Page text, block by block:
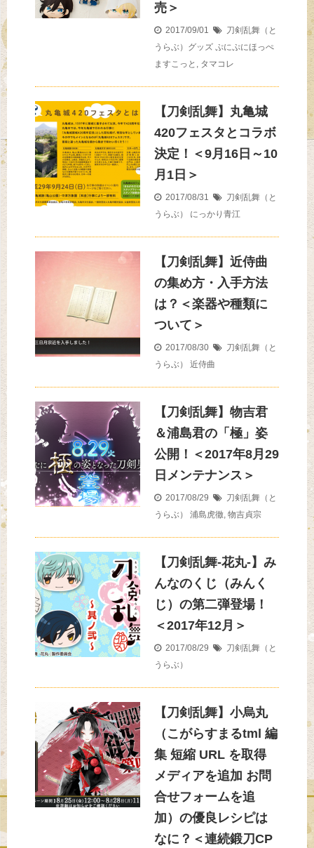
売＞
2017/09/01
刀剣乱舞（と
うらぶ）グッズ ぷにぷにほっぺ
ますこっと , タマコレ
【刀剣乱舞】丸亀城
420フェスタとコラボ
決定！＜9月16日～10
月1日＞
2017/08/31
刀剣乱舞（と
うらぶ）
にっかり青江
【刀剣乱舞】近侍曲
の集め方・入手方法
は？＜楽器や種類に
ついて＞
2017/08/30
刀剣乱舞（と
うらぶ）
近侍曲
【刀剣乱舞】物吉君
＆浦島君の「極」姿
公開！＜2017年8月29
日メンテナンス＞
2017/08/29
刀剣乱舞（と
うらぶ）
浦島虎徹, 物吉貞宗
【刀剣乱舞-花丸‐】み
んなのくじ（みんく
じ）の第二弾登場！
＜2017年12月＞
2017/08/29
刀剣乱舞（と
うらぶ）
【刀剣乱舞】小烏丸
（こがらすまるtml ‎編
集 短縮 URL を取得
メディアを追加 お問
合せフォームを追
加）の優良レシピは
なに？＜連続鍛刀CP